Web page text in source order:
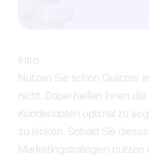
Intro
Nutzen Sie schon Quizzes
nicht. Dabei helfen ihnen
Kundendaten optimal zu
zu lenken. Sobald Sie
Marketingstrategien nutzen